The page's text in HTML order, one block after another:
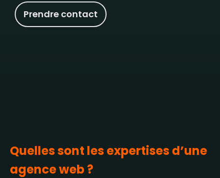
Prendre contact
Quelles sont les expertises d’une
agence web ?